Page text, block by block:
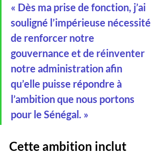
« Dès ma prise de fonction, j’ai
souligné l’impérieuse nécessité
de renforcer notre
gouvernance et de réinventer
notre administration afin
qu’elle puisse répondre à
l’ambition que nous portons
pour le Sénégal. »
Cette ambition inclut